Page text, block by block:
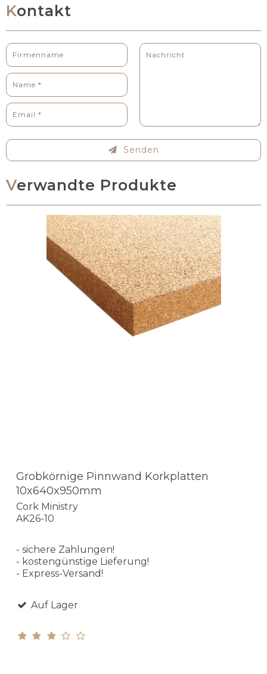
Kontakt
Senden
Verwandte Produkte
Grobkörnige Pinnwand Korkplatten
10x640x950mm
Cork Ministry
AK26-10
- sichere Zahlungen!
- kostengünstige Lieferung!
- Express-Versand!
Auf Lager